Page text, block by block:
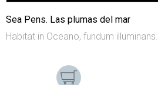
Sea Pens. Las plumas del mar
Habitat in Oceano, fundum illuminans.